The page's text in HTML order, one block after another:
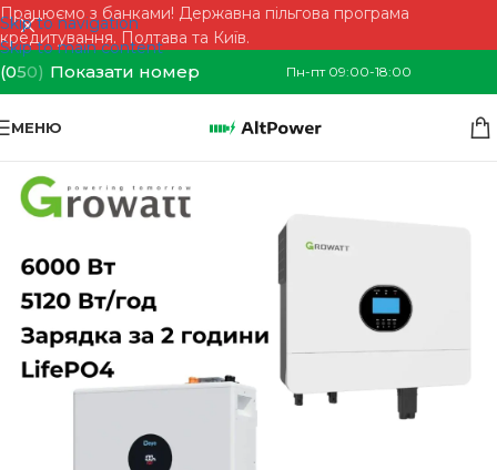
Skip to navigation
Skip to main content
Працюємо з банками! Державна пільгова програма
кредитування. Полтава та Київ.
(050) Показати номер Пн-пт 09:00-18:00
МЕНЮ